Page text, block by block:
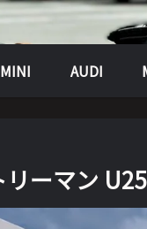
AUDI
ーマン